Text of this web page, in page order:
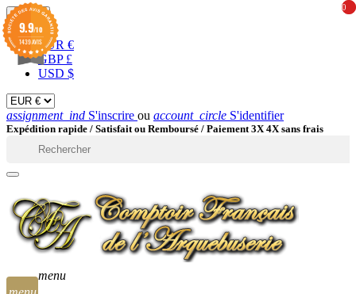
EUR 
EUR €
GBP £
USD $
assignment_ind S'inscrire ou account_circle S'identifier
Expédition rapide / Satisfait ou Remboursé / Paiement 3X 4X sans frais
0
0
menu
9.9/10
1439 AVIS